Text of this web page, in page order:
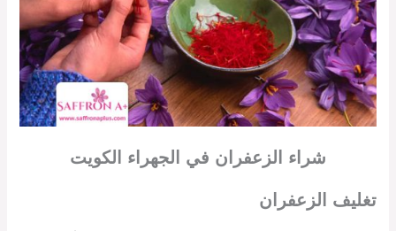
شراء الزعفران في الجهراء الكويت
تغليف الزعفران